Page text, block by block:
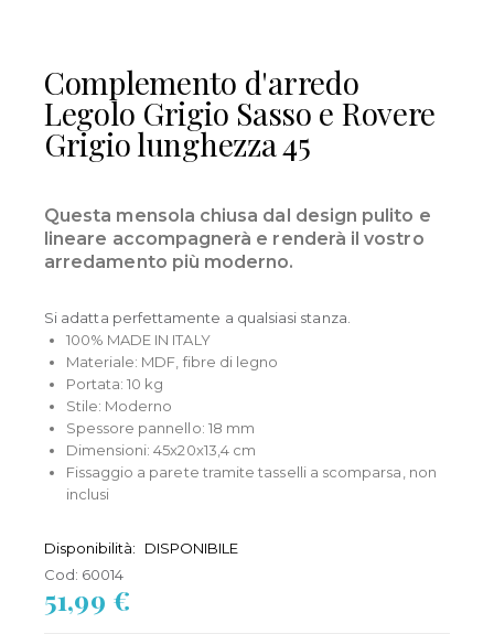
Complemento d'arredo
Legolo Grigio Sasso e Rovere
Grigio lunghezza 45
Questa mensola chiusa dal design pulito e
lineare accompagnerà e renderà il vostro
arredamento più moderno.
Si adatta perfettamente a qualsiasi stanza.
100% MADE IN ITALY
Materiale: MDF, fibre di legno
Portata: 10 kg
Stile: Moderno
Spessore pannello: 18 mm
Dimensioni: 45x20x13,4 cm
Fissaggio a parete tramite tasselli a scomparsa, non
inclusi
Disponibilità:
DISPONIBILE
Cod: 60014
51,99 €